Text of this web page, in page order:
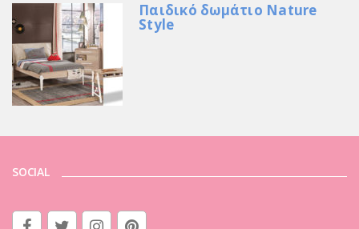
Παιδικό δωμάτιο Nature
Style
SOCIAL